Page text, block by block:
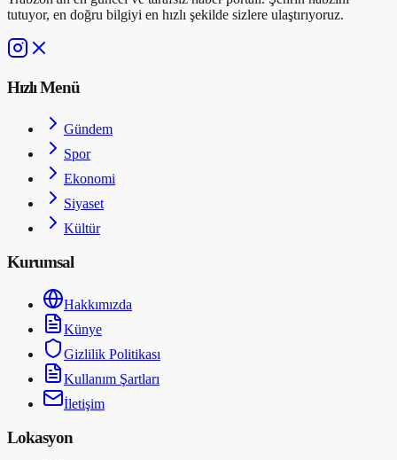
tutuyor, en doğru bilgiyi en hızlı şekilde sizlere ulaştırıyoruz.
Hızlı Menü
Gündem
Spor
Ekonomi
Siyaset
Kültür
Kurumsal
Hakkımızda
Künye
Gizlilik Politikası
Kullanım Şartları
İletişim
Lokasyon